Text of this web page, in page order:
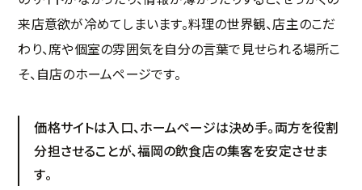
来店意欲が冷めてしまいます。料理の世界観、店主のこだ
わり、席や個室の雰囲気を自分の言葉で見せられる場所こ
そ、自店のホームページです。
価格サイトは入口、ホームページは決め手。両方を役割
分担させることが、福岡の飲食店の集客を安定させま
す。